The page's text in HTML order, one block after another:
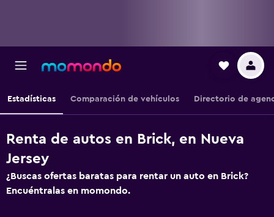
Estadísticas Comparación de vehículos Directorio de
Renta de autos en Brick, en Nueva
Jersey
¿Buscas ofertas baratas para rentar un auto en Brick?
Encuéntralas en momondo.